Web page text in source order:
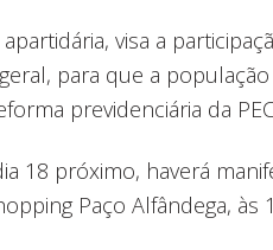
visa a
para que a
previdenciária da
18 próximo, haverá
Paço Alfândega, às